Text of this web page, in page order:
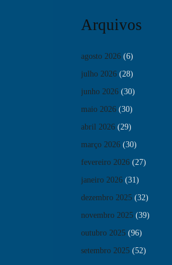
Arquivos
agosto 2026 (6)
julho 2026 (28)
junho 2026 (30)
maio 2026 (30)
abril 2026 (29)
março 2026 (30)
fevereiro 2026 (27)
janeiro 2026 (31)
dezembro 2025 (32)
novembro 2025 (39)
outubro 2025 (96)
setembro 2025 (52)